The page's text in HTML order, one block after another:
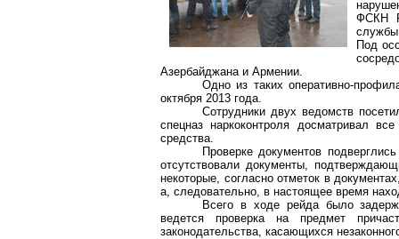
ФСКН
службы
Под
Азербайджана и Армении.
Одно из таких оперативно-
октября 2013 года.
Сотрудники двух ведомств
спецназнаркоконтроля досматривал
средства.
Проверке документов
отсутствовали документы,
некоторые, согласно отметок в
а, следовательно, в настоящее время
Всего в ходе рейда было
ведется проверка на предмет
законодательства, касающихся